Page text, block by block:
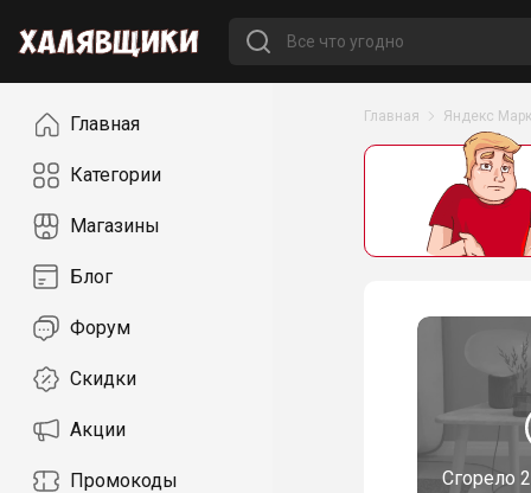
НавигацияГлавная
Категории
Магазины
Блог
Форум
Скидки
Акции
Промокоды
Главная Яндекс
Сгорело